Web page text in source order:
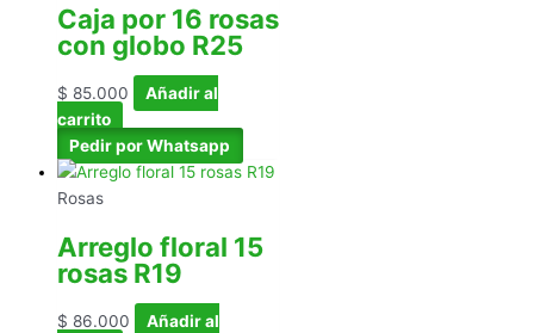
Caja por 16 rosas
con globo R25
$ 85.000
Añadir al
carrito
Pedir por Whatsapp
Rosas
Arreglo floral 15
rosas R19
$ 86.000
Añadir al